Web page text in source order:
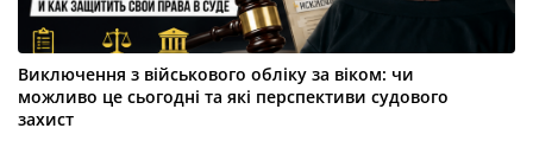
Виключення з військового обліку за віком: чи
можливо це сьогодні та які перспективи судового
захист